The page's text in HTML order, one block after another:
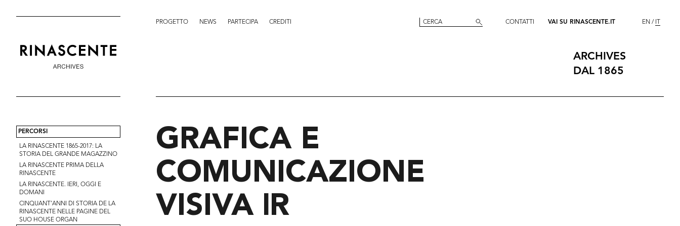
PROGETTO NEWS PARTECIPA CREDITI CONTATTI VAI SU RINASCENTE.IT EN
ARCHIVES
DAL 1865
PERCORSI
LA RINASCENTE 1865-2017: LA
STORIA DEL GRANDE MAGAZZINO
LA RINASCENTE PRIMA DELLA
RINASCENTE
LA RINASCENTE. IERI, OGGI E
DOMANI
CINQUANT’ANNI DI STORIA DE LA
RINASCENTE NELLE PAGINE DEL
SUO HOUSE ORGAN
GRAFICA E
COMUNICAZIONE
VISIVA lR